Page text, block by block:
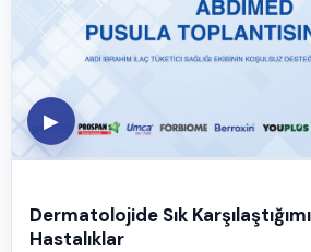
▶
Dermatolojide Sık
Hastalıklar